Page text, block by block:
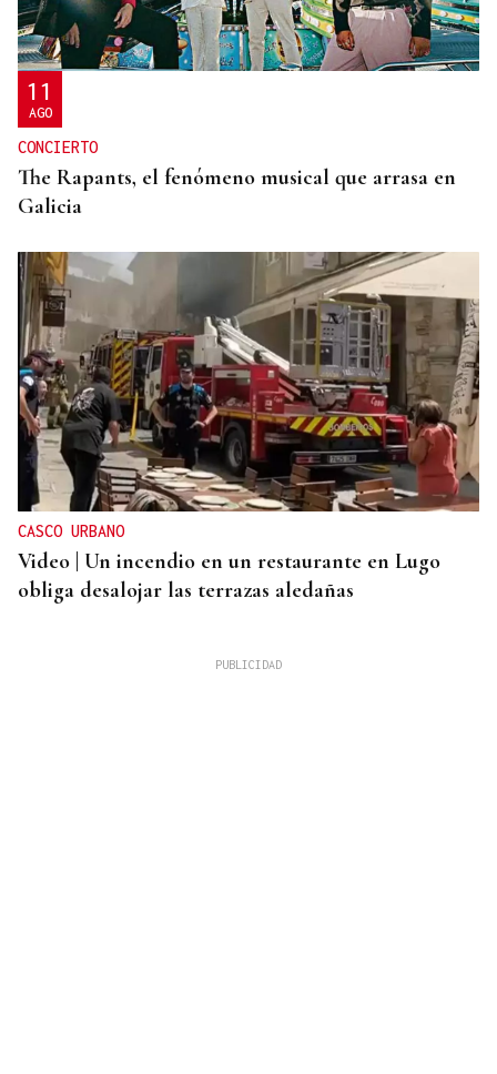
11
AGO
CONCIERTO
The Rapants, el fenómeno musical que arrasa en
Galicia
CASCO URBANO
Video | Un incendio en un restaurante en Lugo
obliga desalojar las terrazas aledañas